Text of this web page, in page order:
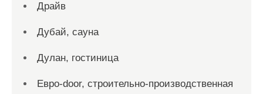
Драйв
Дубай, сауна
Дулан, гостиница
Евро-door, строительно-производственная